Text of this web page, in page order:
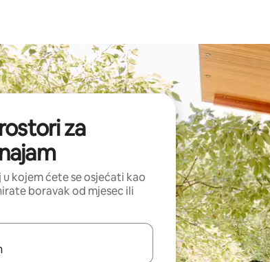
za
kojem ćete se osjećati kao
boravak od mjesec ili
rezultati, moći ćete ih pregledati koristeći se strelicama